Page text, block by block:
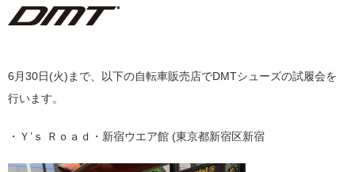
6月30日(火)まで、以下の自転車販売店でDMTシューズの試履会を
行います。
・Ｙ’ｓ Ｒｏａｄ・新宿ウエア館 (東京都新宿区新宿